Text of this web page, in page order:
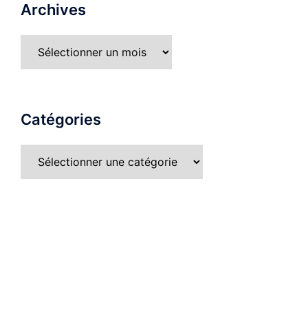
Archives
Catégories